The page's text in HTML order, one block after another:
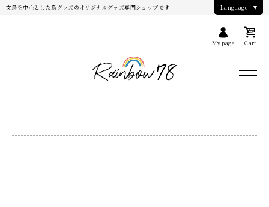
文鳥を中心とした鳥グッズのオリジナルグッズ専門ショップです Language
My page Cart